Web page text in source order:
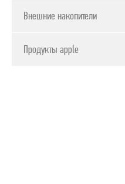
Внешние накопители
Продукты apple